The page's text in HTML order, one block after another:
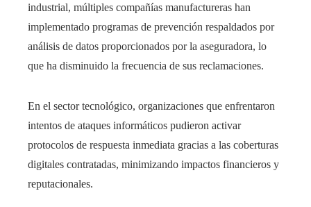
industrial, múltiples compañías manufactureras han
implementado programas de prevención respaldados por
análisis de datos proporcionados por la aseguradora, lo
que ha disminuido la frecuencia de sus reclamaciones.
En el sector tecnológico, organizaciones que enfrentaron
intentos de ataques informáticos pudieron activar
protocolos de respuesta inmediata gracias a las coberturas
digitales contratadas, minimizando impactos financieros y
reputacionales.